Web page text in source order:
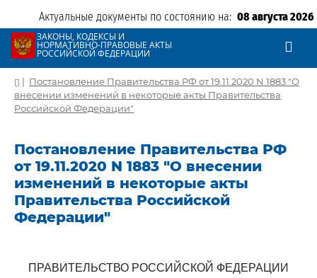
Актуальные документы по состоянию на: 08 августа 2026
ЗАКОНЫ, КОДЕКСЫ И
НОРМАТИВНО-ПРАВОВЫЕ АКТЫ
РОССИЙСКОЙ ФЕДЕРАЦИИ
| Постановление Правительства РФ от 19.11.2020 N 1883 "О
внесении изменений в некоторые акты Правительства
Российской Федерации"
Постановление Правительства РФ
от 19.11.2020 N 1883 "О внесении
изменений в некоторые акты
Правительства Российской
Федерации"
ПРАВИТЕЛЬСТВО РОССИЙСКОЙ ФЕДЕРАЦИИ